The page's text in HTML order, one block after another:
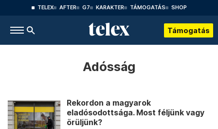
TELEX AFTER G7 KARAKTER TÁMOGATÁS SHOP
Támogatás
Adósság
Rekordon a magyarok
eladósodottsága. Most féljünk vagy
örüljünk?